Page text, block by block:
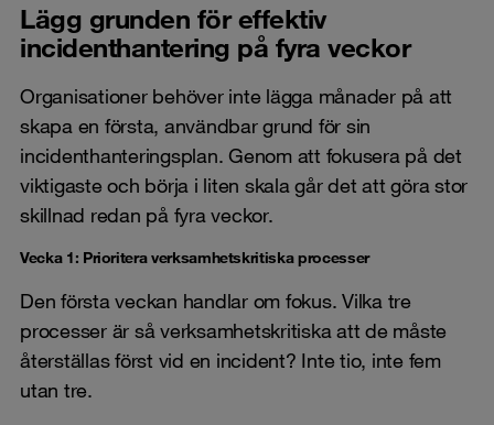
Lägg grunden för effektiv
incidenthantering på fyra veckor
Organisationer behöver inte lägga månader på att
skapa en första, användbar grund för sin
incidenthanteringsplan. Genom att fokusera på det
viktigaste och börja i liten skala går det att göra stor
skillnad redan på fyra veckor.
Vecka 1: Prioritera verksamhetskritiska processer
Den första veckan handlar om fokus. Vilka tre
processer är så verksamhetskritiska att de måste
återställas först vid en incident? Inte tio, inte fem
utan tre.